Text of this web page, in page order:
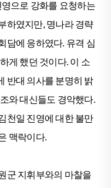
으로 강화를 요청하는
하였지만, 명나라 경략
담에 응하였다. 유격 심
게 했던 것이다. 이 소
반대 의사를 분명히 밝
와 대신들도 경악했다.
천일 진영에 대한 불만
맥락이다.
군 지휘부와의 마찰을